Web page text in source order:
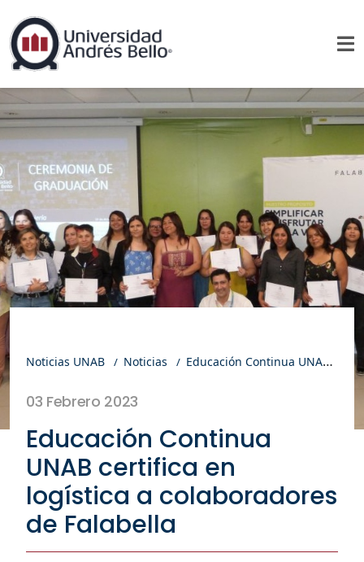
Noticias UNAB Noticias Educación Continua UNAB certifica en logística a colaboradores de Falabella
03 Febrero 2023
Educación Continua
UNAB certifica en
logística a colaboradores
de Falabella